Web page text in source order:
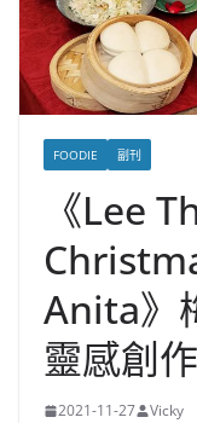
FOODIE 副刊
《Lee
Anita》
靈感創
2021-11-27 Vicky